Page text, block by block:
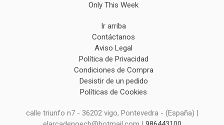
Only This Week
Ir arriba
Contáctanos
Aviso Legal
Política de Privacidad
Condiciones de Compra
Desistir de un pedido
Políticas de Cookies
calle triunfo n7 - 36202 vigo, Pontevedra - (España) |